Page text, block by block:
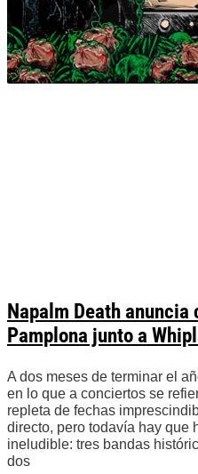
Napalm Death
Pamplona junto a
A dos meses de terminar el
en lo que a conciertos se
repleta de fechas
directo, pero todavía hay que
ineludible: tres bandas
dos